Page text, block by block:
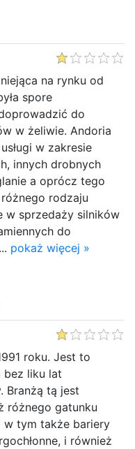
na rynku od
spore
do
w żeliwie. Andoria
w zakresie
innych drobnych
a oprócz tego
rodzaju
w sprzedaży silników
do
pokaż więcej »
roku. Jest to
bez liku lat
Branżą tą jest
różnego gatunku
w tym także bariery
i również